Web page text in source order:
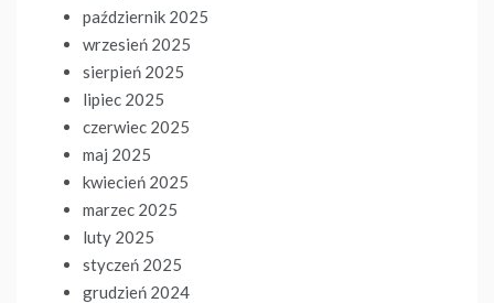
październik 2025
wrzesień 2025
sierpień 2025
lipiec 2025
czerwiec 2025
maj 2025
kwiecień 2025
marzec 2025
luty 2025
styczeń 2025
grudzień 2024